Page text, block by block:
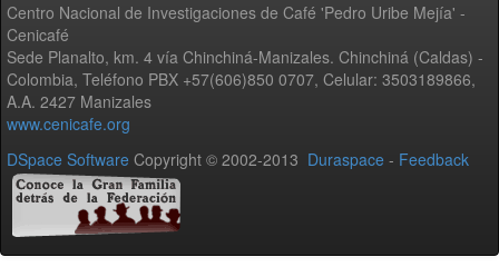
Centro Nacional de Investigaciones de Café 'Pedro Uribe Mejía' -
Cenicafé
Sede Planalto, km. 4 vía Chinchiná-Manizales. Chinchiná (Caldas) -
Colombia, Teléfono PBX +57(606)850 0707, Celular: 3503189866,
A.A. 2427 Manizales
www.cenicafe.org
DSpace Software Copyright © 2002-2013 Duraspace - Feedback